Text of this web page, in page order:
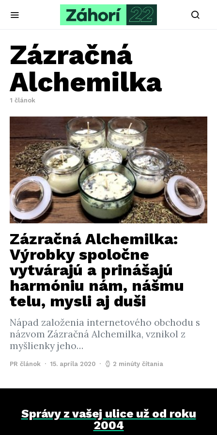
Zázračná
Alchemilka
1 článok
Zázračná Alchemilka:
Výrobky spoločne
vytvárajú a prinášajú
harmóniu nám, nášmu
telu, mysli aj duši
Nápad založenia internetového obchodu s
názvom Zázračná Alchemilka, vznikol z
myšlienky jeho…
PR článok 15. apríla 2020 2 minúty čítania
Správy z vašej ulice už od roku
2004